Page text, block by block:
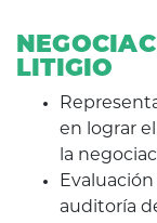
LITIGIO
en lograr
la
auditoría